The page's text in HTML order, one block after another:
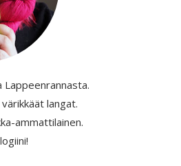
Lappeenrannasta.
langat.
ammattilainen.